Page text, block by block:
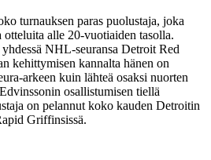
turnauksen paras puolustaja, joka
alle 20-vuotiaiden tasolla.
NHL-seuransa Detroit Red
kehittymisen kannalta hänen on
arkeen kuin lähteä osaksi nuorten
osallistumisen tiellä
on pelannut koko kauden Detroitin
Griffinsissä.